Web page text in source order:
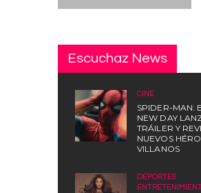
Escuchaz News
CINE
SPIDER-MAN:
NEW DAY
TRÁILER Y
NUEVOS
VILLANOS
DEPORTES